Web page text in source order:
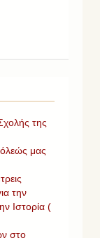
της
μας
την
Ιστορία (
στο